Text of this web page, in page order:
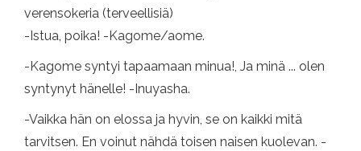
verensokeria (terveellisiä)
-Istua, poika! -Kagome/aome.
-Kagome syntyi tapaamaan minua!, Ja minä ... olen
syntynyt hänelle! -Inuyasha.
-Vaikka hän on elossa ja hyvin, se on kaikki mitä
tarvitsen. En voinut nähdä toisen naisen kuolevan. -